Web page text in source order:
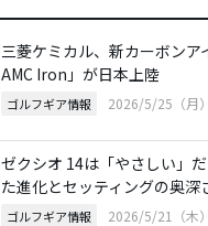
三菱ケミカル、新カーボンア
AMC Iron」が日本上陸
ゴルフギア情報 2026/5/25（月
ゼクシオ 14は「やさしい」
た進化とセッティングの奥深
ゴルフギア情報 2026/5/21（木